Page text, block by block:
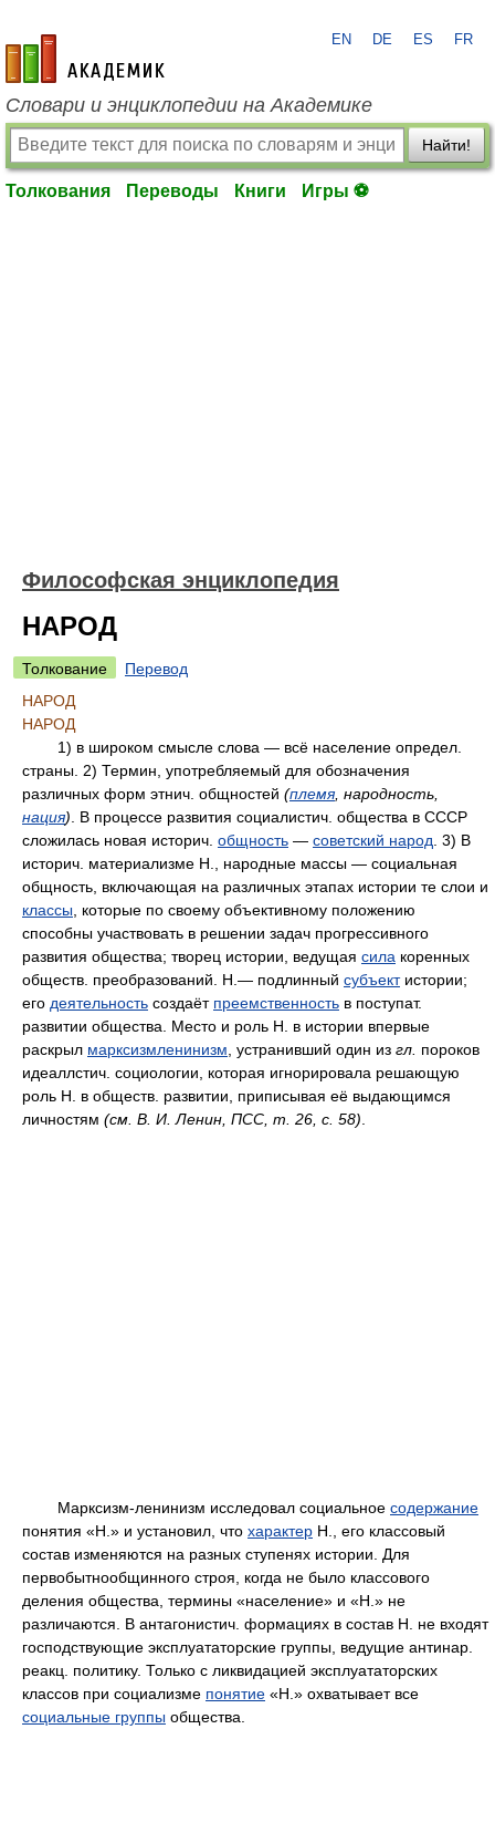
academic.ru
EN DE ES FR
Словари и энциклопедии на Академике
Найти!
Толкования Переводы Книги Игры ⚽
Философская энциклопедия
НАРОД
Толкование
Перевод
НАРОД
НАРОД
1) в широком смысле слова — всё население определ.
страны. 2) Термин, употребляемый для обозначения
различных форм этнич. общностей (племя, народность,
нация) . В процессе развития социалистич. общества в СССР
сложилась новая историч. общность — советский народ . 3) В
историч. материализме Н., народные массы — социальная
общность, включающая на различных этапах истории те слои и
классы , которые по своему объективному положению
способны участвовать в решении задач прогрессивного
развития общества; творец истории, ведущая сила коренных
обществ. преобразований. Н.— подлинный субъектистории;
его деятельность создаёт преемственность в поступат.
развитии общества. Место и роль Н. в истории впервые
раскрыл марксизмленинизм , устранивший один из гл. пороков
идеаллстич. социологии, которая игнорировала решающую
роль Н. в обществ. развитии, приписывая её выдающимся
личностям (см. В. И. Ленин, ПСС т. 26, с. 58)
Марксизм-ленинизм исследовал социальное содержание
понятия «Н.» и установил, что характер Н., его классовый
состав изменяются на разных ступенях истории. Для
первобытнообщинного строя, когда не было классового
деления общества, термины «население» и «Н.» не
различаются. В антагонистич. формациях в состав Н. не входят
господствующие эксплуататорские группы, ведущие антинар.
реакц. политику. Только с ликвидацией эксплуататорских
классов при социализме понятие «Н.» охватывает все
социальные группы общества.